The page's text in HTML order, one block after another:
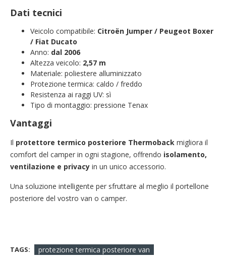
Dati tecnici
Veicolo compatibile: Citroën Jumper / Peugeot Boxer
/ Fiat Ducato
Anno: dal 2006
Altezza veicolo: 2,57 m
Materiale: poliestere alluminizzato
Protezione termica: caldo / freddo
Resistenza ai raggi UV: sì
Tipo di montaggio: pressione Tenax
Vantaggi
Il protettore termico posteriore Thermoback migliora il
comfort del camper in ogni stagione, offrendo isolamento,
ventilazione e privacy in un unico accessorio.
Una soluzione intelligente per sfruttare al meglio il portellone
posteriore del vostro van o camper.
TAGS: protezione termica posteriore van